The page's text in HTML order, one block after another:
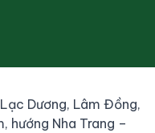
Dương, Lâm Đồng,
Nha Trang –